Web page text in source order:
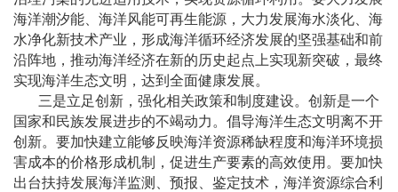
海洋潮汐能、海洋风能可再生能源，大力发展海水淡化、海
水净化新技术产业，形成海洋循环经济发展的坚强基础和前
沿阵地，推动海洋经济在新的历史起点上实现新突破，最终
实现海洋生态文明，达到全面健康发展。
三是立足创新，强化相关政策和制度建设。创新是一个
国家和民族发展进步的不竭动力。倡导海洋生态文明离不开
创新。要加快建立能够反映海洋资源稀缺程度和海洋环境损
害成本的价格形成机制，促进生产要素的高效使用。要加快
出台扶持发展海洋监测、预报、鉴定技术，海洋资源综合利